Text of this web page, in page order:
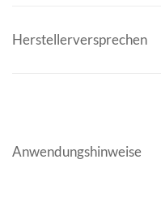
Herstellerversprechen
Anwendungshinweise